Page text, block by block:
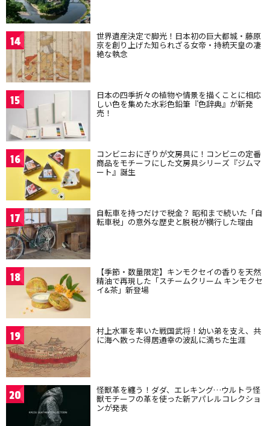
14 世界遺産決定で脚光！日本初の巨大都城・藤原
京を創り上げた知られざる女帝・持統天皇の凄
絶な執念
15 日本の四季折々の植物や情景を描くことに相応
しい色を集めた水彩色鉛筆『色辞典』が新発
売！
16 コンビニおにぎりが文房具に！コンビニの定番
商品をモチーフにした文房具シリーズ『ジムマ
ート』誕生
17 自転車を持つだけで税金？ 昭和まで続いた「自
転車税」の意外な歴史と脱税が横行した理由
18 【季節・数量限定】キンモクセイの香りを天然
精油で再現した「スチームクリーム キンモクセ
イ&茶」新登場
19 村上水軍を率いた戦国武将！幼い弟を支え、共
に海へ散った得居通幸の波乱に満ちた生涯
20 怪獣革を纏う！ダダ、エレキング…ウルトラ怪
獣モチーフの革を使った新アパレルコレクショ
ンが発表